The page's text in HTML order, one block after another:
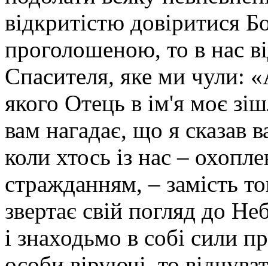
відкритістю довіритися
проголошеною, то в нас
Спасителя, яке ми чули:
якого Отець в ім'я моє
вам нагадає, що я сказав
коли хтось із нас –
стражданням, – замість
звертає свій погляд до
і знаходьмо в собі сили